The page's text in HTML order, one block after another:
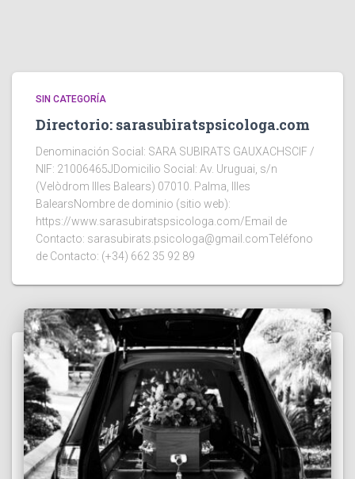
SIN CATEGORÍA
Directorio: sarasubiratspsicologa.com
Denominación Social: SARA SUBIRATS GAUXACHSCIF /
NIF: 21006465JDomicilio Social: Av. Uruguai, s/n
(Velòdrom Illes Balears) 07010. Palma, Illes
BalearsNombre de dominio (sitio web):
https://www.sarasubiratspsicologa.com/Email de
Contacto: sarasubirats.psicologa@gmail.comTeléfono
de Contacto: (+34) 662 35 92 89